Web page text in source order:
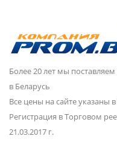
Более 20 лет мы
в Беларусь
Все цены на сайте указаны
Регистрация в Торговом
21.03.2017 г.